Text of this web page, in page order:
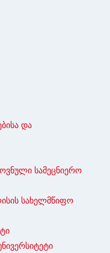
და
სამეცნიერო
სახელმწიფო